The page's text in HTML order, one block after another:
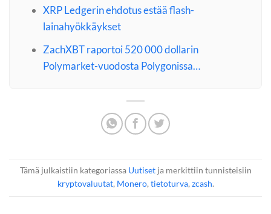
XRP Ledgerin ehdotus estää flash-
lainahyökkäykset
ZachXBT raportoi 520 000 dollarin
Polymarket-vuodosta Polygonissa…
Tämä julkaistiin kategoriassa Uutisetja merkittiin tunnisteisiin
kryptovaluutat, Monero, tietoturva, zcash.